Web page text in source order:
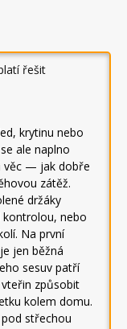
řešit
krytinu nebo
ale naplno
věc — jak dobře
zátěž.
držáky
nebo
Na první
jen běžná
sesuv patří
způsobit
kolem domu.
střechou